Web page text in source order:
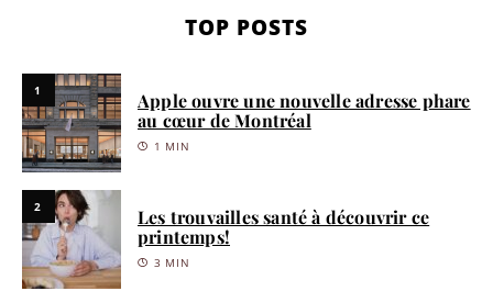
TOP POSTS
1
Apple ouvre une nouvelle adresse phare
au cœur de Montréal
1 MIN
2
Les trouvailles santé à découvrir ce
printemps!
3 MIN